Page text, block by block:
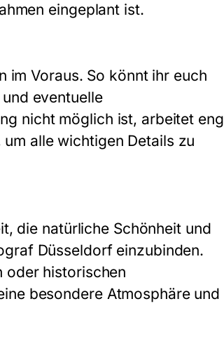
eingeplant ist.
im Voraus. So könnt ihr euch
eventuelle
nicht möglich ist, arbeitet eng
alle wichtigen Details zu
die natürliche Schönheit und
Düsseldorf einzubinden.
oder historischen
besondere Atmosphäre und